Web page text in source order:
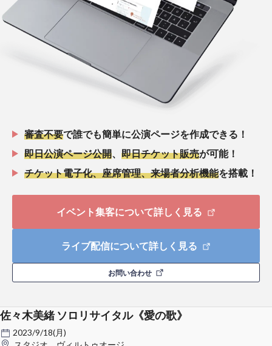
審査不要で誰でも簡単に公演ページを作成できる！
即日公演ページ公開
即日チケット販売が可能！
チケット電子化、座席管理、来場者分析機能を搭載！
イベント集客について詳しく見る
ライブ配信について詳しく見る
お問い合わせ
佐々木美緒 ソロリサイタル《愛の歌》
2023/9/18(月)